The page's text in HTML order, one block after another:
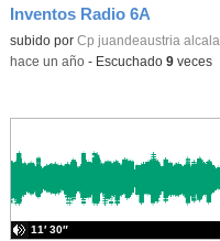
Inventos Radio 6A
Contenido educativo.
subido por Cp juandeaustria alcala
-hace un año- Escuchado 9veces
11′ 30″